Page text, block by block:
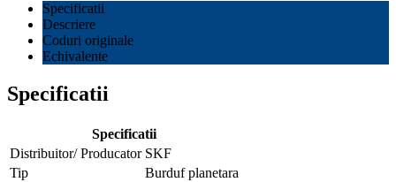
Specificatii
Descriere
Coduri originale
Echivalente
Specificatii
Specificatii
Distribuitor/ Producator SKF
Tip
Burduf planetara